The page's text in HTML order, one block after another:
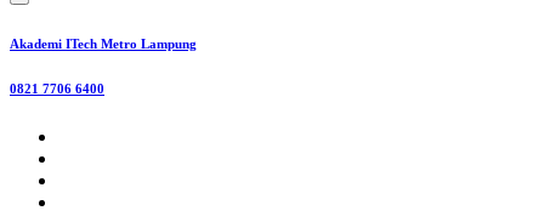
Akademi ITech Metro Lampung
0821 7706 6400